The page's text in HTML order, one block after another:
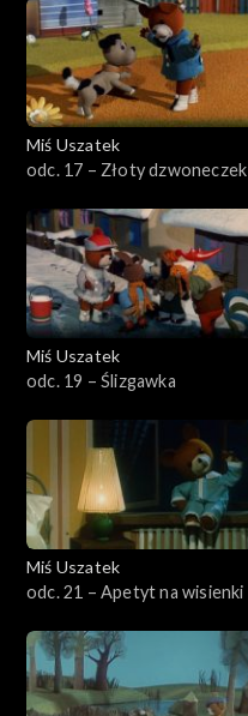
Miś Uszatek
odc. 17 – Złoty dzwoneczek
Miś Uszatek
odc. 19 – Ślizgawka
Miś Uszatek
odc. 21 – Apetyt na wisienki